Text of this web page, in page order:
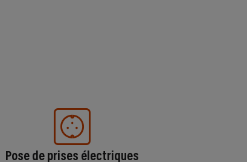
Pose de prises électriques